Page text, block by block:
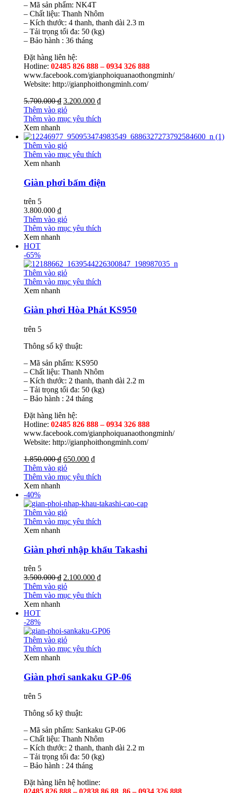
– Mã sản phẩm: NK4T
– Chất liệu: Thanh Nhôm
– Kích thước: 4 thanh, thanh dài 2.3 m
– Tải trọng tối đa: 50 (kg)
– Bảo hành : 36 tháng
Đặt hàng liên hệ:
Hotline: 02485 826 888 – 0934 326 888
www.facebook.com/gianphoiquanaothongminh/
Website: http://gianphoithongminh.com/
5.700.000 ₫ 3.200.000 ₫
Thêm vào giỏ
Thêm vào mục yêu thích
Xem nhanh
Thêm vào giỏ
Thêm vào mục yêu thích
Xem nhanh
Giàn phơi bấm điện
trên 5
3.800.000 ₫
Thêm vào giỏ
Thêm vào mục yêu thích
Xem nhanh
HOT
-65%
Thêm vào giỏ
Thêm vào mục yêu thích
Xem nhanh
Giàn phơi Hòa Phát KS950
trên 5
Thông số kỹ thuật:
– Mã sản phẩm: KS950
– Chất liệu: Thanh Nhôm
– Kích thước: 2 thanh, thanh dài 2.2 m
– Tải trọng tối đa: 50 (kg)
– Bảo hành : 24 tháng
Đặt hàng liên hệ:
Hotline: 02485 826 888 – 0934 326 888
www.facebook.com/gianphoiquanaothongminh/
Website: http://gianphoithongminh.com/
1.850.000 ₫ 650.000 ₫
Thêm vào giỏ
Thêm vào mục yêu thích
Xem nhanh
-40%
Thêm vào giỏ
Thêm vào mục yêu thích
Xem nhanh
Giàn phơi nhập khẩu Takashi
trên 5
3.500.000 ₫ 2.100.000 ₫
Thêm vào giỏ
Thêm vào mục yêu thích
Xem nhanh
HOT
-28%
Thêm vào giỏ
Thêm vào mục yêu thích
Xem nhanh
Giàn phơi sankaku GP-06
trên 5
Thông số kỹ thuật:
– Mã sản phẩm: Sankaku GP-06
– Chất liệu: Thanh Nhôm
– Kích thước: 2 thanh, thanh dài 2.2 m
– Tải trọng tối đa: 50 (kg)
– Bảo hành : 24 tháng
Đặt hàng liên hệ hotline:
02485 826 888 – 02838 86 88 86 – 0934 326 888